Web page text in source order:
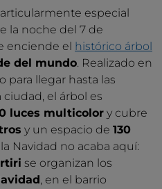
especial
la noche del 7 de
enciende el histórico árbol
del mundo. Realizado en
para llegar hasta las
el árbol es
luces multicolor y cubre
y un espacio de 130
Navidad no acaba aquí:
se organizan los
, en el barrio